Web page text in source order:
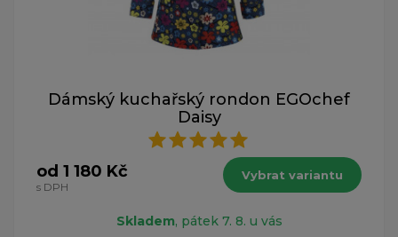
Dámský kuchařský rondon EGOchef
Daisy
od 1 180 Kč
s DPH
Vybrat variantu
Skladem, pátek 7. 8. u vás